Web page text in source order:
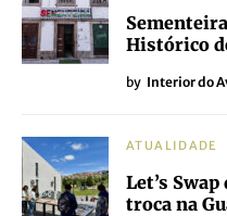
Histórico
by Interior do
ATUALIDADE
Let’s
troca na